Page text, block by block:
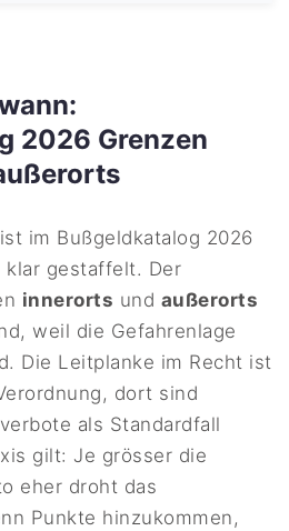
2026 Grenzen
im Bußgeldkatalog 2026
klar gestaffelt. Der
innerorts und außerorts
weil die Gefahrenlage
Die Leitplanke im Recht ist
dort sind
als Standardfall
gilt: Je grösser die
eher droht das
Punkte hinzukommen,